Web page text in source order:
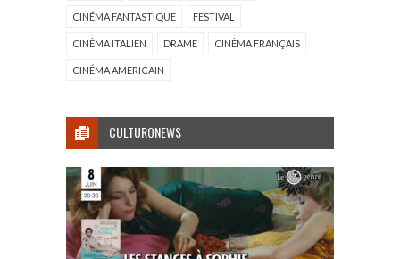
CINÉMA FANTASTIQUE FESTIVAL
CINÉMA ITALIEN DRAME CINÉMA FRANÇAIS
CINÉMA AMERICAIN
CULTURONEWS